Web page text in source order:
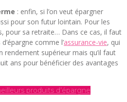
: enfin, si l’on veut épargner
pour son futur lointain. Pour les
pour sa retraite… Dans ce cas, il faut
comme l’assurance-vie, qui
rendement supérieur mais qu’il faut
ans pour bénéficier des avantages
produits d’épargne